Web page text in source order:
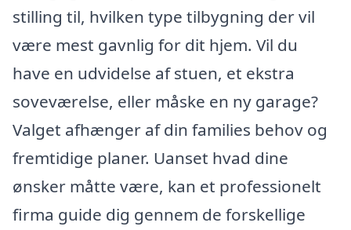
stilling til, hvilken type tilbygning der vil
være mest gavnlig for dit hjem. Vil du
have en udvidelse af stuen, et ekstra
soveværelse, eller måske en ny garage?
Valget afhænger af din families behov og
fremtidige planer. Uanset hvad dine
ønsker måtte være, kan et professionelt
firma guide dig gennem de forskellige